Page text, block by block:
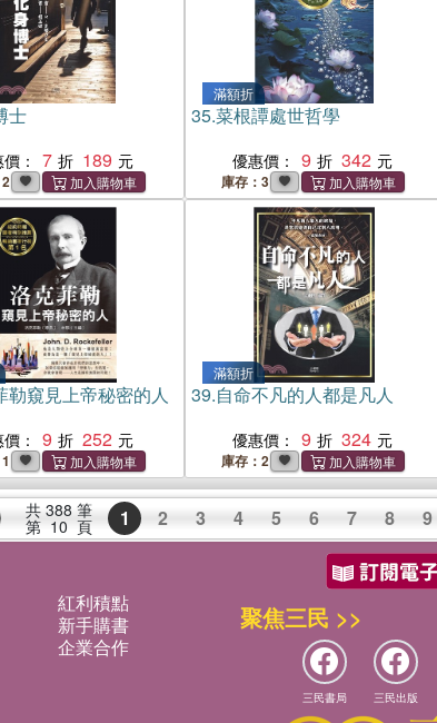
士
： 7 189
滿額折
35.菜根譚處世哲學
優惠價： 9 342
庫存：3
勒窺見上帝秘密的人
： 9 252
滿額折
39.自命不凡的人都是凡人
優惠價： 9 324
庫存：2
共 388 筆
第 10 頁 1 2 3 4 5 6 7 8 9
紅利積點
新手購書
企業合作
聚焦三民 >>
三民書局 三民出版